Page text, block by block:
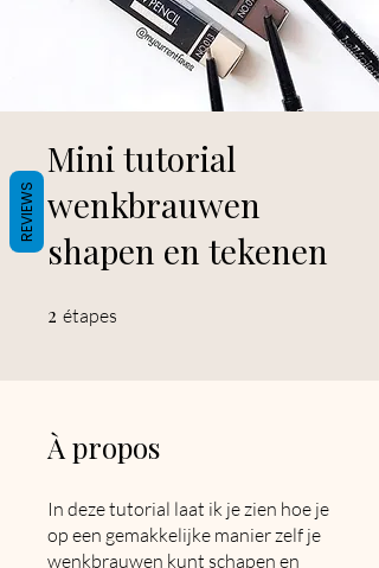
Mini tutorial
wenkbrauwen
shapen en tekenen
2 étapes
À propos
In deze tutorial laat ik je zien hoe je
op een gemakkelijke manier zelf je
wenkbrauwen kunt schapen en
REVIEWS